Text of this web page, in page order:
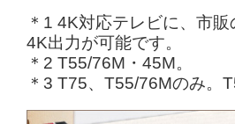
＊1 4K対応テレビに、市
4K出力が可能です。
＊2 T55/76M・45M。
＊3 T75、T55/76Mのみ。